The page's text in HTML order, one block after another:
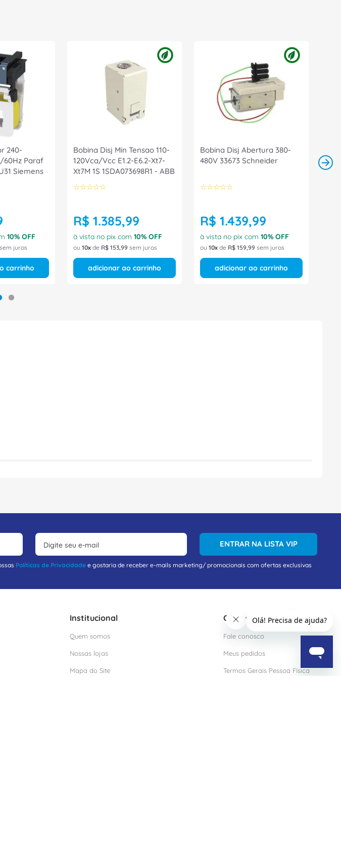
240-
60Hz Paraf
Siemens
10% OFF
sem juros
carrinho
Bobina Disj Min Tensao 110-
120Vca/Vcc E1.2-E6.2-Xt7-
Xt7M 1S 1SDA073698R1 - ABB
☆☆☆☆☆
R$ 1.385,99
à vista no pix com 10% OFF
ou 10 de R$ 153,99 sem juros
adicionar ao carrinho
Bobina Disj Abertura 380-
480V 33673 Schneider
☆☆☆☆☆
R$ 1.439,99
à vista no pix com 10% OFF
ou 10 de R$ 159,99 sem juros
adicionar ao carrinho
ENTRAR NA LISTA VIP
Políticas de Privacidade e gostaria de receber e-mails marketing/ promocionais com ofertas exclusivas
Institucional
Quem somos
Nossas lojas
Mapa do Site
Central De Atendimento
Fale conosco
Meus pedidos
Termos Gerais Pessoa Física